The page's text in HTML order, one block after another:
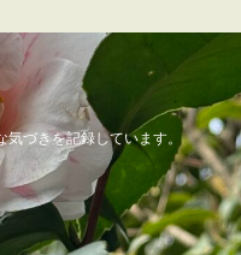
気づきを記録しています。